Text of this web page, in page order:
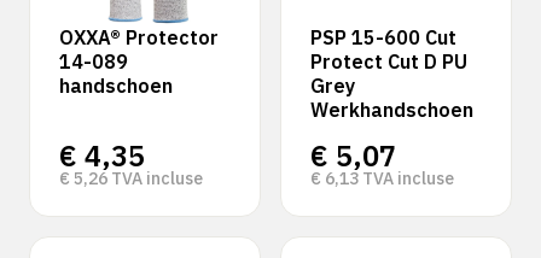
OXXA® Protector
14-089
handschoen
€ 4,35
€ 5,26 TVA incluse
PSP 15-600 Cut
Protect Cut D PU
Grey
Werkhandschoen
€ 5,07
€ 6,13 TVA incluse